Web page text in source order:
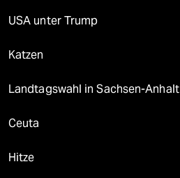
USA unter Trump
Katzen
Landtagswahl in Sachsen-Anhalt
Ceuta
Hitze